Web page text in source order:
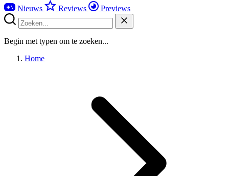
Nieuws
Reviews Previews
Begin met typen om te zoeken...
Home